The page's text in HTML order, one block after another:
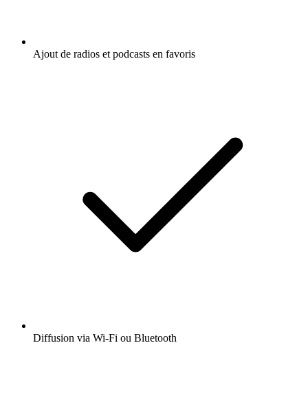
Ajout de radios et podcasts en favoris
Diffusion via Wi-Fi ou Bluetooth